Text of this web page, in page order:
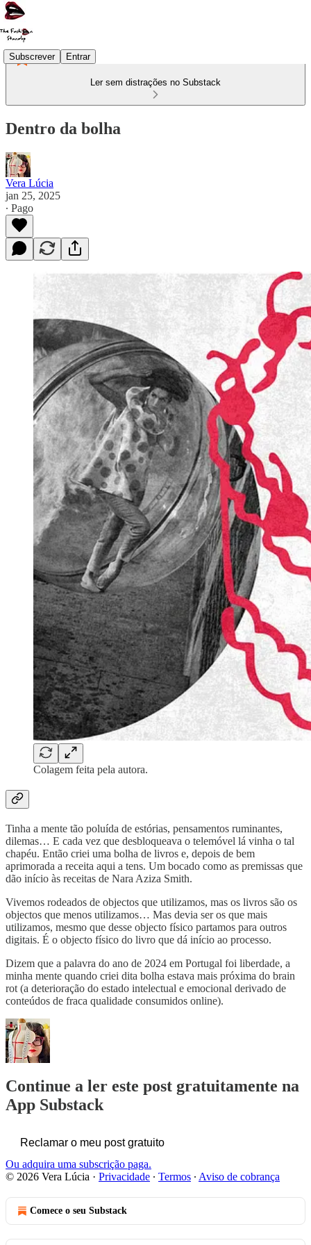
Subscrever Entrar
Ler sem distrações no Substack
Dentro da bolha
Vera Lúcia
jan 25, 2025
∙ Pago
Colagem feita pela autora.
Tinha a mente tão poluída de estórias, pensamentos ruminantes,
dilemas… E cada vez que desbloqueava o telemóvel lá vinha o tal
chapéu. Então criei uma bolha de livros e, depois de bem
aprimorada a receita aqui a tens. Um bocado como as premissas que
dão início às receitas de Nara Aziza Smith.
Vivemos rodeados de objectos que utilizamos, mas os livros são os
objectos que menos utilizamos… Mas devia ser os que mais
utilizamos, mesmo que desse objecto físico partamos para outros
digitais. É o objecto físico do livro que dá início ao processo.
Dizem que a palavra do ano de 2024 em Portugal foi liberdade, a
minha mente quando criei dita bolha estava mais próxima do brain
rot (a deterioração do estado intelectual e emocional derivado de
conteúdos de fraca qualidade consumidos online).
Continue a ler este post gratuitamente na
App Substack
Reclamar o meu post gratuito
Ou adquira uma subscrição paga.
© 2026 Vera Lúcia · Privacidade ∙ Termos ∙ Aviso de cobrança
Comece o seu Substack